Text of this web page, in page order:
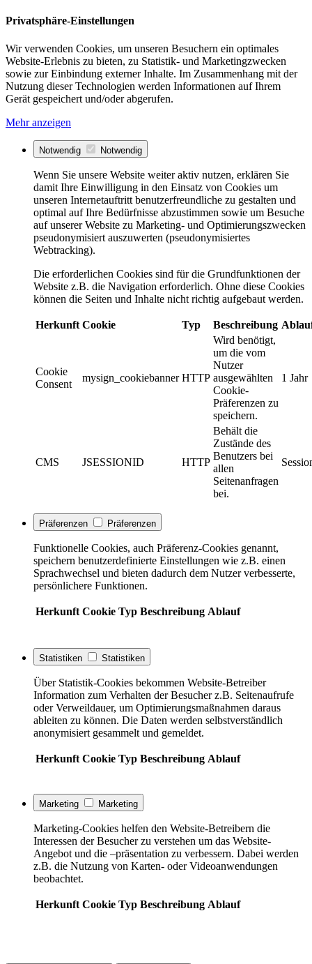
Privatsphäre-Einstellungen
Wir verwenden Cookies, um unseren Besuchern ein optimales
Website-Erlebnis zu bieten, zu Statistik- und Marketingzwecken
sowie zur Einbindung externer Inhalte. Im Zusammenhang mit der
Nutzung dieser Technologien werden Informationen auf Ihrem
Gerät gespeichert und/oder abgerufen.
Mehr anzeigen
Notwendig Notwendig
Wenn Sie unsere Website weiter aktiv nutzen, erklären Sie
damit Ihre Einwilligung in den Einsatz von Cookies um
unseren Internetauftritt benutzerfreundliche zu gestalten und
optimal auf Ihre Bedürfnisse abzustimmen sowie um Besuche
auf unserer Website zu Marketing- und Optimierungszwecken
pseudonymisiert auszuwerten (pseudonymisiertes
Webtracking).
Die erforderlichen Cookies sind für die Grundfunktionen der
Website z.B. die Navigation erforderlich. Ohne diese Cookies
können die Seiten und Inhalte nicht richtig aufgebaut werden.
Herkunft Cookie Typ Beschreibung
Cookie
Consent
mysign_cookiebanner HTTP
Wird benötigt,
um die vom
Nutzer
ausgewählten
Cookie-
Präferenzen zu
speichern.
1 Jahr
CMS JSESSIONID HTTP
Behält die
Zustände des
Benutzers bei
allen
Seitenanfragen
bei.
Präferenzen Präferenzen
Funktionelle Cookies, auch Präferenz-Cookies genannt,
speichern benutzerdefinierte Einstellungen wie z.B. einen
Sprachwechsel und bieten dadurch dem Nutzer verbesserte,
persönlichere Funktionen.
Herkunft Cookie Typ Beschreibung Ablauf
Statistiken Statistiken
Über Statistik-Cookies bekommen Website-Betreiber
Information zum Verhalten der Besucher z.B. Seitenaufrufe
oder Verweildauer, um Optimierungsmaßnahmen daraus
ableiten zu können. Die Daten werden selbstverständlich
anonymisiert gesammelt und gemeldet.
Herkunft Cookie Typ Beschreibung Ablauf
Marketing Marketing
Marketing-Cookies helfen den Website-Betreibern die
Interessen der Besucher zu verstehen um das Website-
Angebot und die –präsentation zu verbessern. Dabei werden
z.B. die Nutzung von Karten- oder Videoanwendungen
beobachtet.
Herkunft Cookie Typ Beschreibung Ablauf